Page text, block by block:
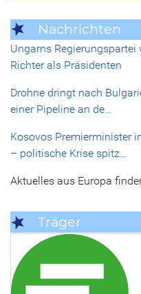
Nachrichten
Ungarns
Richter als Präsidenten
Drohne dringt nach
einer Pipeline an de…
Kosovos Premierminister
– politische Krise spitz…
Aktuelles aus Europa
Träger